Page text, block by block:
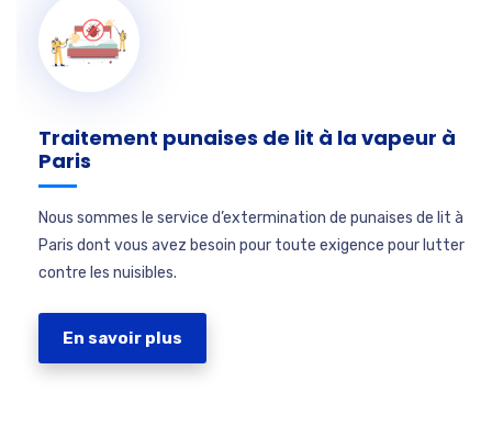
Traitement punaises de lit à la vapeur à
Paris
Nous sommes le service d’extermination de punaises de lit à
Paris dont vous avez besoin pour toute exigence pour lutter
contre les nuisibles.
En savoir plus